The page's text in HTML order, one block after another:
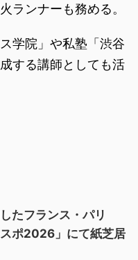
ランナーも務める。
学院」や私塾「渋谷
する講師としても活
たフランス・パリ
スポ2026」にて紙芝居